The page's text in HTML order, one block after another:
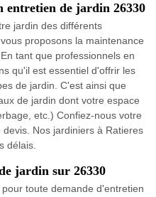
entretien de jardin 26330
jardin des différents
proposons la maintenance
tant que professionnels en
qu'il est essentiel d'offrir les
de jardin. C'est ainsi que
de jardin dont votre espace
etc.) Confiez-nous votre
Nos jardiniers à Ratieres
délais.
jardin sur 26330
toute demande d'entretien